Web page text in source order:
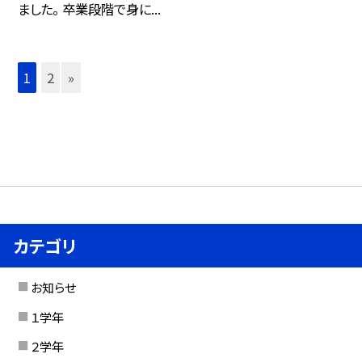
ました。 卒業段階で身に...
1 2 »
カテゴリ
お知らせ
１学年
２学年